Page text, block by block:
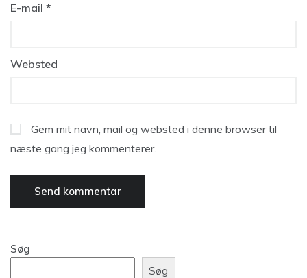
E-mail *
Websted
Gem mit navn, mail og websted i denne browser til
næste gang jeg kommenterer.
Søg
Søg